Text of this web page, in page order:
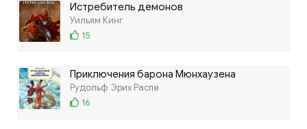
Истребитель демонов
Уильям Кинг
15
Приключения барона Мюнхаузена
Рудольф Эрих Распе
16